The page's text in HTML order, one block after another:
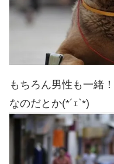
もちろん男性も一緒
なのだとか(*´ｪ`*)